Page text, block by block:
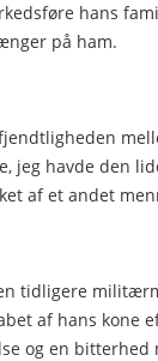
hans
på ham.
jeg havde den
af et andet
tidligere
af hans kone
og en bitterhed